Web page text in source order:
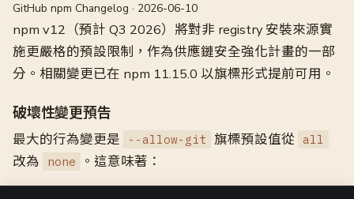
GitHub npm Changelog · 2026-06-10
npm v12（預計 Q3 2026）將對非 registry 安裝來源實
施更嚴格的預設限制，作為供應鏈安全強化計畫的一部
分。相關變更已在 npm 11.15.0 以旗標形式提前可用。
破壞性變更預告
最大的行為變更是 --allow-git 旗標預設值從 all
改為 none 。這意味著：